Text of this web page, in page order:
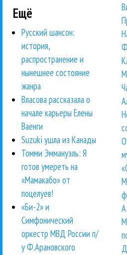
Ещё
Русский шансон:
история,
распространение и
нынешнее состояние
жанра
Власова рассказала о
начале карьеры Елены
Ваенги
Suzuki ушла из Канады
Томми Эммануэль: Я
готов умереть на
«Мамакабо» от
поцелуев!
«Би-2» и
Симфонический
оркестр МВД России п/
у Ф.Арановского